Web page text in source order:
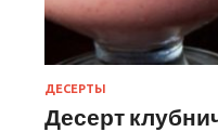
ДЕСЕРТЫ
Десерт